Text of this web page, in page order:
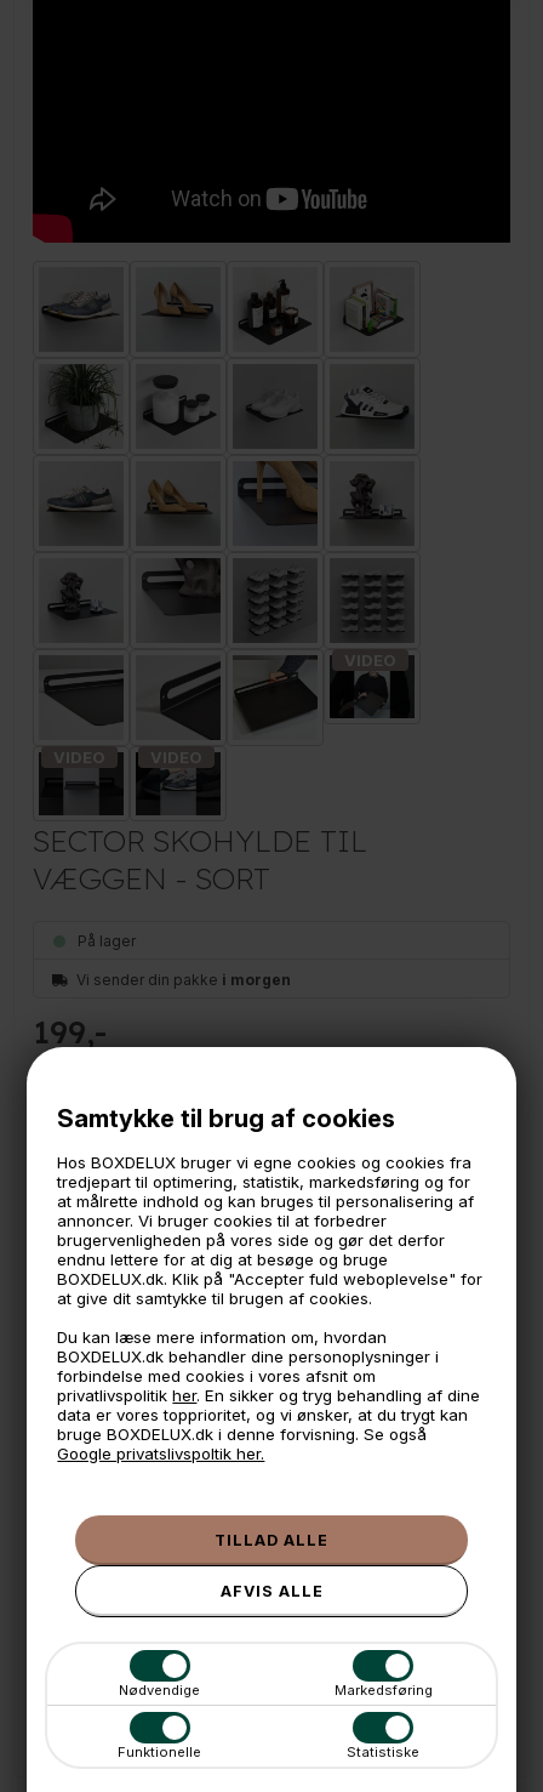
Samtykke til brug af cookies
Hos BOXDELUX bruger vi egne cookies og cookies fra
tredjepart til optimering, statistik, markedsføring og for
at målrette indhold og kan bruges til personalisering af
annoncer. Vi bruger cookies til at forbedrer
brugervenligheden på vores side og gør det derfor
endnu lettere for at dig at besøge og bruge
BOXDELUX.dk. Klik på "Accepter fuld weboplevelse" for
at give dit samtykke til brugen af cookies.
Du kan læse mere information om, hvordan
BOXDELUX.dk behandler dine personoplysninger i
forbindelse med cookies i vores afsnit om
privatlivspolitikher. En sikker og tryg behandling af dine
data er vores topprioritet, og vi ønsker, at du trygt kan
bruge BOXDELUX.dk i denne forvisning. Se også
Google privatslivspoltik her.
Nødvendige Markedsføring
Funktionelle Statistiske
SECTOR SKOHYLDE TIL
VÆGGEN - SORT
På lager
Vi sender din pakke i morgen
199
En stilren sort hylde i metal.
Hylden er designet til entréen og passer helt perfekt til et
sæt sko. Organiser og opbevar dine sko med stil med
denne fine stilrene hylde.
Hylden er lavet i stål med en mat sort pulverlakering.
Måler:
31,5 cm. bred
23,8 cm. dyb
*Maks belastning 2 kg.
Skruer medfølger ikke
*Designet og produceret i Danmark.
🧺 Kan du lægge varen i kurven, er den på lager
🌟 4,9 med over 1200 anmeldelser ★★★★★
📦 Fragtfri v. køb over 999,- ellers fra 49,- med GLS
💳 Betal med
📱 Kundeservice 50446800 (9-12)
Kundeservicemail@boxdelux.dk